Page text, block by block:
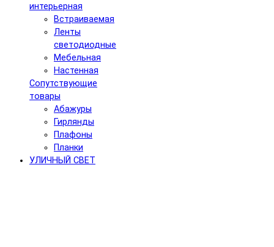
интерьерная
Встраиваемая
Ленты
светодиодные
Мебельная
Настенная
Сопутствующие
товары
Абажуры
Гирлянды
Плафоны
Планки
УЛИЧНЫЙ СВЕТ